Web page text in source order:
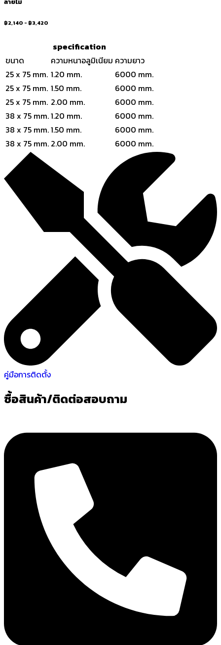
฿2,140 - ฿3,420
specification
ขนาด
ความหนาอลูมิเนียม ความยาว
25 x 75 mm. 1.20 mm.
6000 mm.
25 x 75 mm. 1.50 mm.
6000 mm.
25 x 75 mm. 2.00 mm.
6000 mm.
38 x 75 mm.1.20 mm.
6000 mm.
38 x 75 mm.1.50 mm.
6000 mm.
38 x 75 mm. 2.00 mm. 6000 mm.
คู่มือการติดตั้ง
ซื้อสินค้า/ติดต่อสอบถาม